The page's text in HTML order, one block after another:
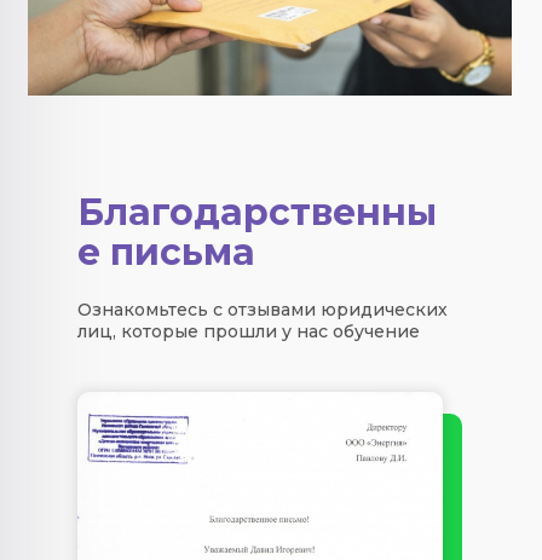
Благодарственны
е письма
Ознакомьтесь с отзывами юридических
лиц, которые прошли у нас обучение